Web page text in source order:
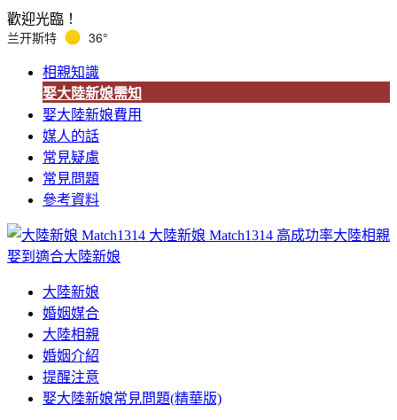
歡迎光臨！
兰开斯特 36°
相親知識
娶大陸新娘需知
娶大陸新娘費用
媒人的話
常見疑慮
常見問題
參考資料
大陸新娘 Match1314 高成功率大陸相親
娶到適合大陸新娘
大陸新娘
婚姻媒合
大陸相親
婚姻介紹
提醒注意
娶大陸新娘常見問題(精華版)